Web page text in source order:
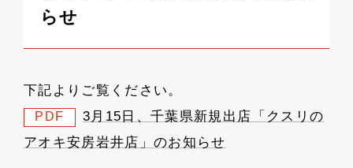
らせ
下記よりご覧ください。
PDF
3月15日、千葉県新規出店「クスリの
アオキ安房岩井店」のお知らせ